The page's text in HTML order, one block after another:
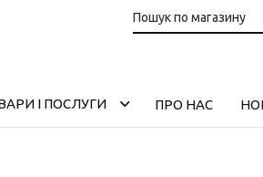
І ПОСЛУГИ ПРО НАС